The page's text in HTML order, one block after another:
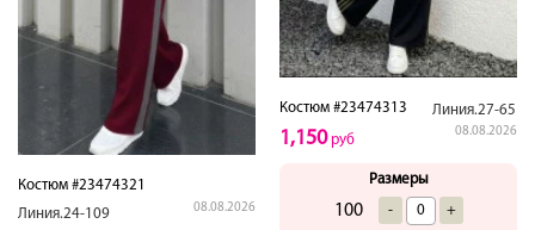
Костюм #23474321
Линия.24-109
08.08.2026
Костюм #23474313 Линия.27-65
08.08.2026
1,150руб
Размеры
100 - +